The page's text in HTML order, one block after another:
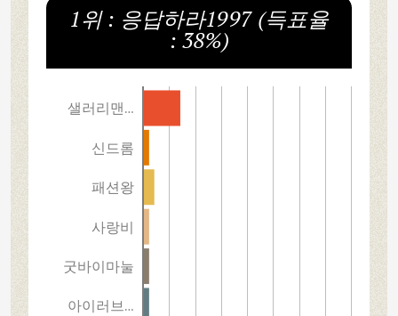
1위 : 응답하라1997 (득표율
: 38%)
샐러리맨…
신드롬
패션왕
사랑비
굿바이마눌
아이러브…